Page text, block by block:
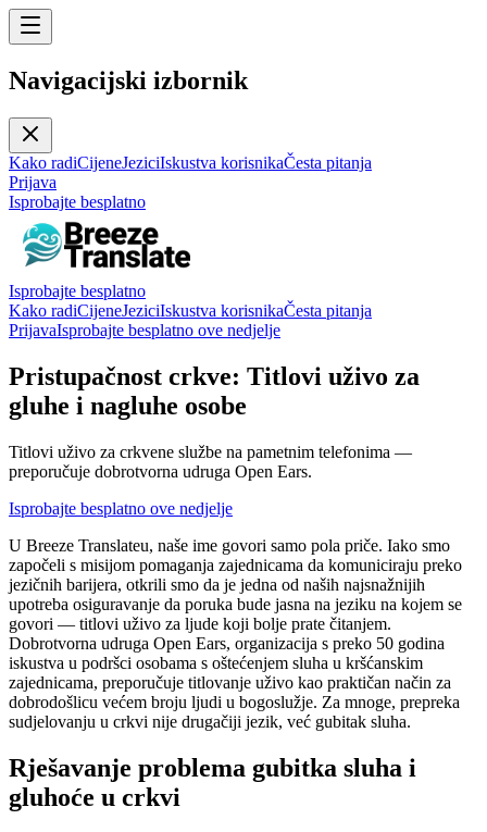
Navigacijski izbornik
Kako radiCijeneJeziciIskustva korisnikaČesta pitanja
Prijava
Isprobajte besplatno
Isprobajte besplatno
Kako radiCijeneJeziciIskustva korisnikaČesta pitanja
PrijavaIsprobajte besplatno ove nedjelje
Pristupačnost crkve: Titlovi uživo za
gluhe i nagluhe osobe
Titlovi uživo za crkvene službe na pametnim telefonima —
preporučuje dobrotvorna udruga Open Ears.
Isprobajte besplatno ove nedjelje
U Breeze Translateu, naše ime govori samo pola priče. Iako smo
započeli s misijom pomaganja zajednicama da komuniciraju preko
jezičnih barijera, otkrili smo da je jedna od naših najsnažnijih
upotreba osiguravanje da poruka bude jasna na jeziku na kojem se
govori — titlovi uživo za ljude koji bolje prate čitanjem.
Dobrotvorna udruga Open Ears, organizacija s preko 50 godina
iskustva u podršci osobama s oštećenjem sluha u kršćanskim
zajednicama, preporučuje titlovanje uživo kao praktičan način za
dobrodošlicu većem broju ljudi u bogoslužje. Za mnoge, prepreka
sudjelovanju u crkvi nije drugačiji jezik, već gubitak sluha.
Rješavanje problema gubitka sluha i
gluhoće u crkvi